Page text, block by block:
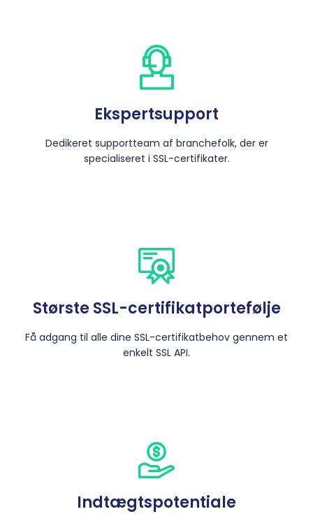
Ekspertsupport
Dedikeret supportteam af branchefolk, der er
specialiseret i SSL-certifikater.
Største SSL-certifikatportefølje
Få adgang til alle dine SSL-certifikatbehov gennem et
enkelt SSL API.
Indtægtspotentiale